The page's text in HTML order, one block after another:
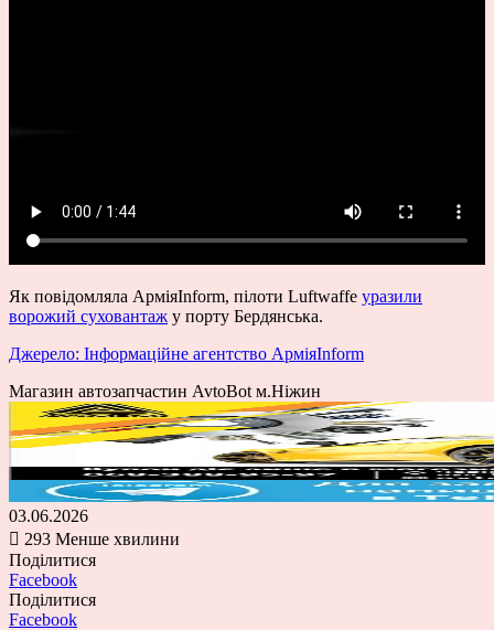
Як повідомляла АрміяInform, пілоти Luftwaffe уразили
ворожий суховантаж у порту Бердянська.
Джерело: Інформаційне агентство АрміяInform
Магазин автозапчастин AvtoBot м.Ніжин
03.06.2026
293 Менше хвилини
Поділитися
Facebook
Поділитися
Facebook